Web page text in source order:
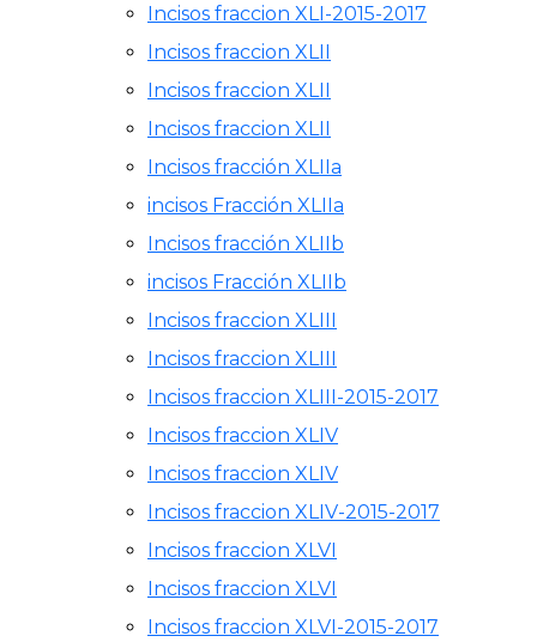
Incisos fraccion XLI-2015-2017
Incisos fraccion XLII
Incisos fraccion XLII
Incisos fraccion XLII
Incisos fracción XLIIa
incisos Fracción XLIIa
Incisos fracción XLIIb
incisos Fracción XLIIb
Incisos fraccion XLIII
Incisos fraccion XLIII
Incisos fraccion XLIII-2015-2017
Incisos fraccion XLIV
Incisos fraccion XLIV
Incisos fraccion XLIV-2015-2017
Incisos fraccion XLVI
Incisos fraccion XLVI
Incisos fraccion XLVI-2015-2017